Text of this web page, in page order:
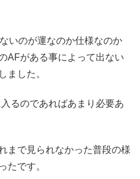
いのが運なのか仕様なのか
AFがある事によって出ない
ました。
るのであればあまり必要あ
まで見られなかった普段の様
たです。